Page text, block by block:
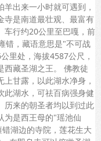
出来一小时就可遇到，
寺是南道最壮观、最富有
车行约20公里至巴嘎，前
错，藏语意思是"不可战
里处，海拔4587公尺，
西藏圣湖之王。 佛教徒
甘露，以此湖水净身，
此湖水，可祛百病强身健
历来的朝圣者均以到过此
为是西王母的"瑶池仙
湖边的寺院，莲花生大